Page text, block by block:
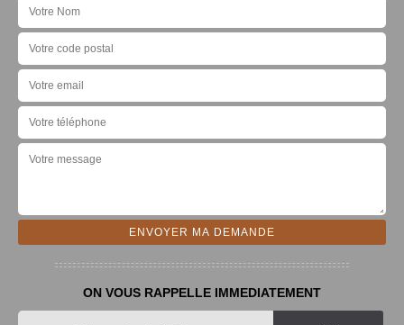
ON VOUS RAPPELLE IMMEDIATEMENT